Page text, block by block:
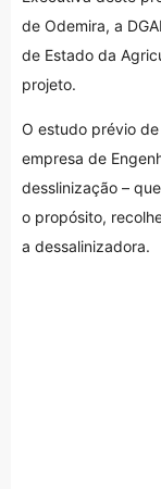
de Odemira, a
de Estado da
projeto.
O estudo prévio
empresa de
desslinização –
o propósito,
a dessalinizadora.